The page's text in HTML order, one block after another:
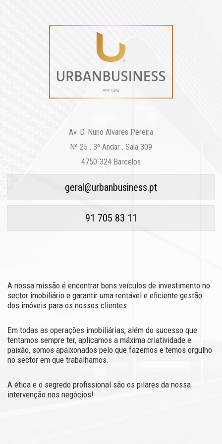
Av. D. Nuno Alvares Pereira
Nº 25 . 3º Andar . Sala 309
4750-324 Barcelos
geral@urbanbusiness.pt
91 705 83 11
A nossa missão é encontrar bons veículos de investimento no
sector imobiliário e garantir uma rentável e eficiente gestão
dos imóveis para os nossos clientes.
Em todas as operações imobiliárias, além do sucesso que
tentamos sempre ter, aplicamos a máxima criatividade e
paixão, somos apaixonados pelo que fazemos e temos orgulho
no sector em que trabalhamos.
A ética e o segredo profissional são os pilares da nossa
intervenção nos negócios!